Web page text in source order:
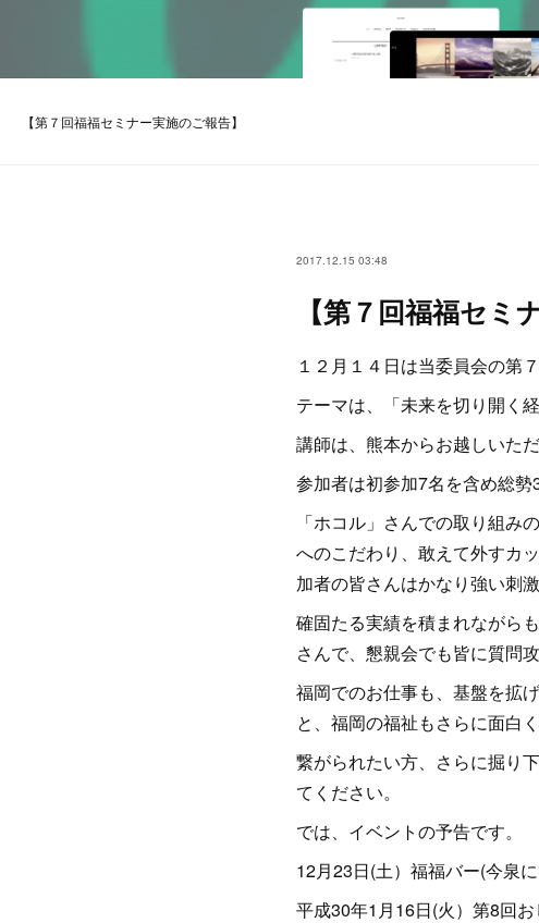
【第７回福福セミナー実施のご報告】
2017.12.15 03:48
【第７回福福セミ
１２月１４日は当委員会の第
テーマは、「未来を切り開く
講師は、熊本からお越しいた
参加者は初参加7名を含め総勢
「ホコル」さんでの取り組
へのこだわり、敢えて外すカ
加者の皆さんはかなり強い刺
確固たる実績を積まれながら
さんで、懇親会でも皆に質問
福岡でのお仕事も、基盤を拡
と、福岡の福祉もさらに面白
繋がられたい方、さらに掘り
てください。
では、イベントの予告です。
12月23日(土）福福バー(今泉
平成30年1月16日(火）第8回